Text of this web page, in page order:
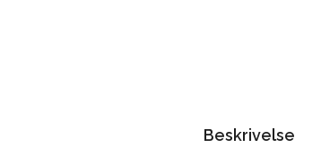
Beskrivelse